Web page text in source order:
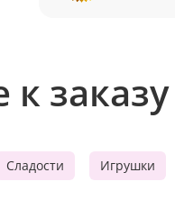
к заказу
Сладости Игрушки